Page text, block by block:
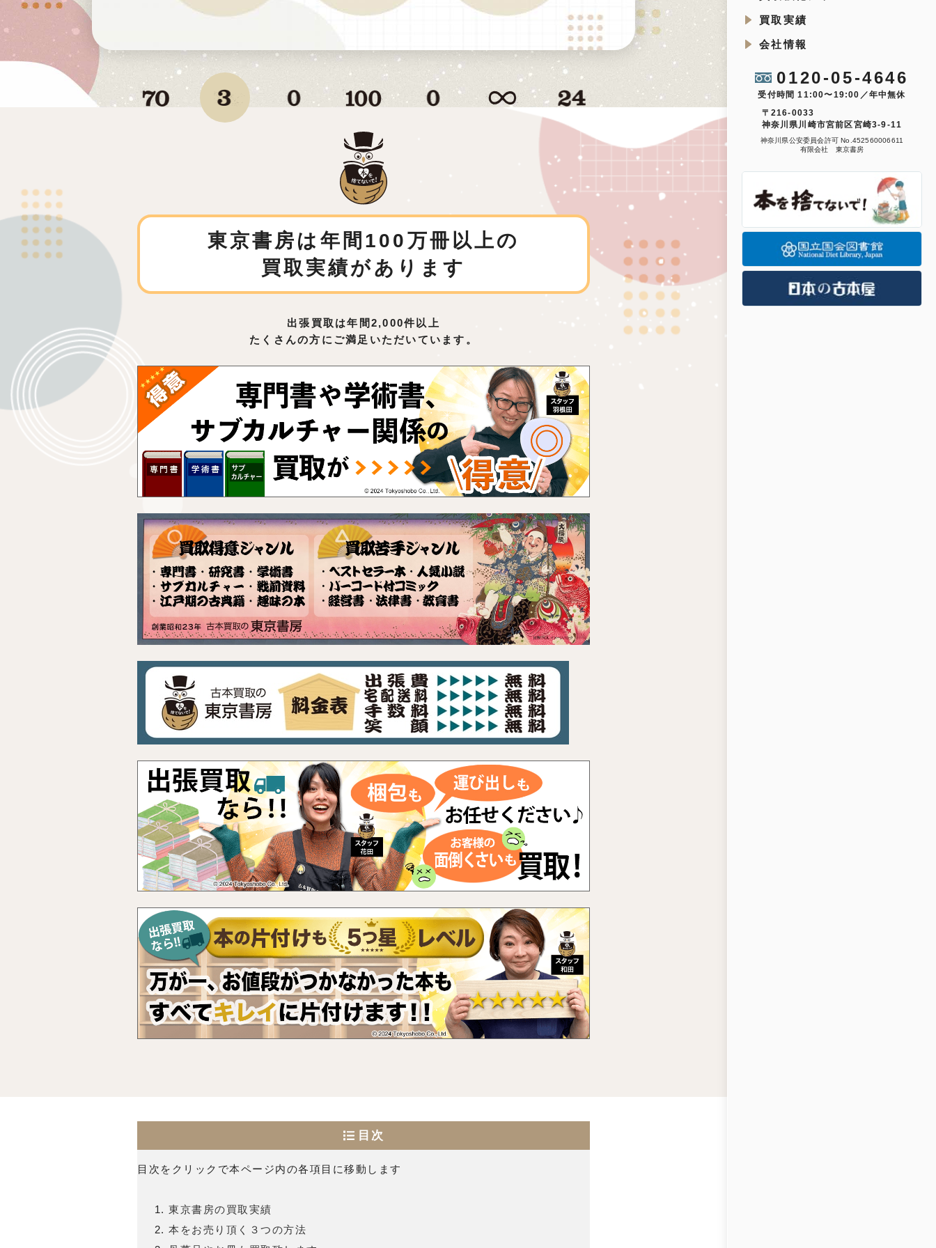
買取実績
会社情報
0120-05-4646
受付時間 11:00〜19:00／年中無休
〒216-0033
神奈川県川崎市宮前区宮崎3-9-11
神奈川県公安委員会許可 No.452560006611
有限会社 東京書房
東京書房は年間100万冊以上の
買取実績があります
出張買取は年間2,000件以上
たくさんの方にご満足いただいています。
目次
目次をクリックで本ページ内の各項目に移動します
東京書房の買取実績
本をお売り頂く３つの方法